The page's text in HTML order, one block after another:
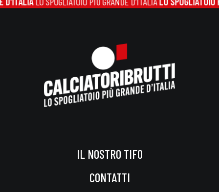
IL NOSTRO TIFO
CONTATTI